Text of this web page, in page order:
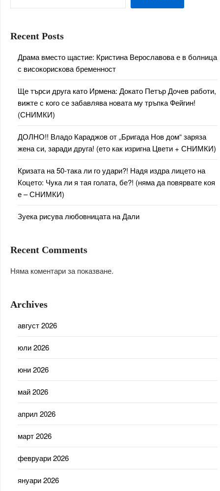
Recent Posts
Драма вместо щастие: Кристина Верославова е в болница
с високорискова бременност
Ще търси друга като Ирмена: Докато Петър Дочев работи,
вижте с кого се забавлява новата му тръпка Фейгин!
(СНИМКИ)
ДОЛНО!! Владо Караджов от „Бригада Нов дом“ заряза
жена си, заради друга! (ето как изригна Цвети + СНИМКИ)
Кризата на 50-така ли го удари?! Надя издра лицето на
Коцето: Чука ли я тая голата, бе?! (няма да повярвате коя
е – СНИМКИ)
Зуека рисува любовницата на Дали
Recent Comments
Няма коментари за показване.
Archives
август 2026
юли 2026
юни 2026
май 2026
април 2026
март 2026
февруари 2026
януари 2026